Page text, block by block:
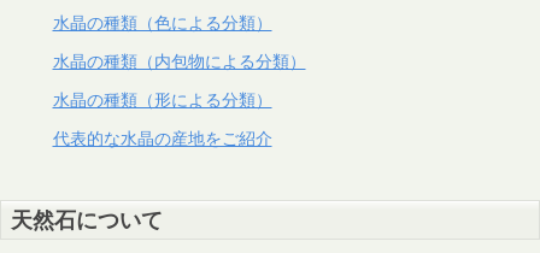
水晶の種類（色による分類）
水晶の種類（内包物による分類）
水晶の種類（形による分類）
代表的な水晶の産地をご紹介
天然石について